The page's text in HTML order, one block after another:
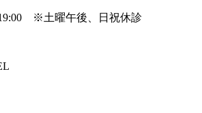
19:00 ※土曜午後、日祝休診